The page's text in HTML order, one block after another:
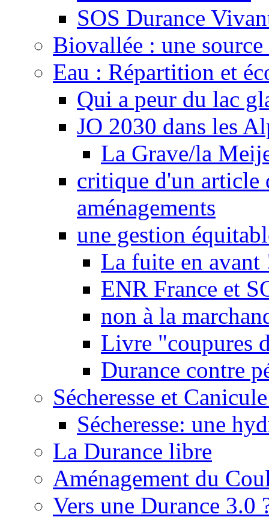
SOS Durance
Biovallée : une
Eau : Répartition et
Qui a peur du lac
JO 2030 dans les
La Grave/la
critique d'un article
aménagements
une gestion
La fuite en avant
ENR France et
non à la
Livre "coupures
Durance contre
Sécheresse et
Sécheresse: une
La Durance libre
Aménagement du
Vers une Durance 3.0